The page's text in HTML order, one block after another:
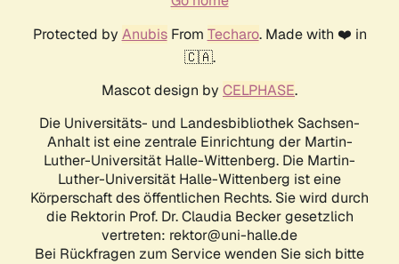
Protected by AnubisFrom Techaro. Made with ❤️ in
🇨🇦.
Mascot design by CELPHASE.
Die Universitäts- und Landesbibliothek Sachsen-
Anhalt ist eine zentrale Einrichtung der Martin-
Luther-Universität Halle-Wittenberg. Die Martin-
Luther-Universität Halle-Wittenberg ist eine
Körperschaft des öffentlichen Rechts. Sie wird durch
die Rektorin Prof. Dr. Claudia Becker gesetzlich
vertreten: rektor@uni-halle.de
Bei Rückfragen zum Service wenden Sie sich bitte